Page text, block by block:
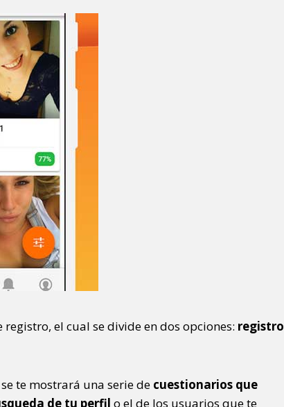
el cual se divide en dos opciones: registro
te mostrará una serie de cuestionarios que
de tu perfil o el de los usuarios que te